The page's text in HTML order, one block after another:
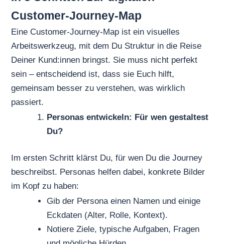
Customer-Journey-Map
Eine Customer-Journey-Map ist ein visuelles
Arbeitswerkzeug, mit dem Du Struktur in die Reise
Deiner Kund:innen bringst. Sie muss nicht perfekt
sein – entscheidend ist, dass sie Euch hilft,
gemeinsam besser zu verstehen, was wirklich
passiert.
Personas entwickeln: Für wen gestaltest
Du?
Im ersten Schritt klärst Du, für wen Du die Journey
beschreibst. Personas helfen dabei, konkrete Bilder
im Kopf zu haben:
Gib der Persona einen Namen und einige
Eckdaten (Alter, Rolle, Kontext).
Notiere Ziele, typische Aufgaben, Fragen